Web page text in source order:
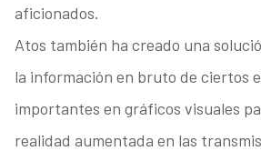
aficionados.
Atos también ha creado una
la información en bruto de ciertos
importantes en gráficos visuales
realidad aumentada en las